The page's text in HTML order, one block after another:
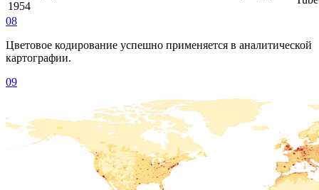
1954
08
Цветовое кодирование успешно применяется в аналитической
картографии.
09